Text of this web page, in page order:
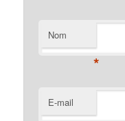
Nom
*
E-mail